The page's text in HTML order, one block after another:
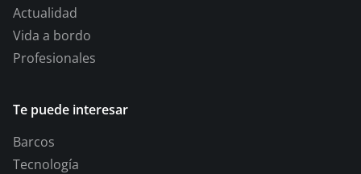
Actualidad
Vida a bordo
Profesionales
Te puede interesar
Barcos
Tecnología